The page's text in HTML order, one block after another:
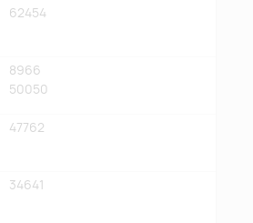
62454
8966
50050
47762
34641